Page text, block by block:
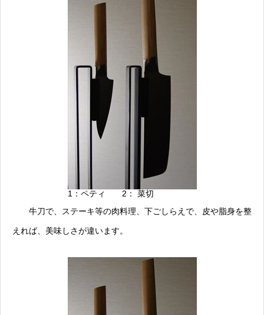
1：ペティ 2： 菜切
牛刀で、ステーキ等の肉料理、下ごしらえで、皮や脂身を整
えれば、美味しさが違います。